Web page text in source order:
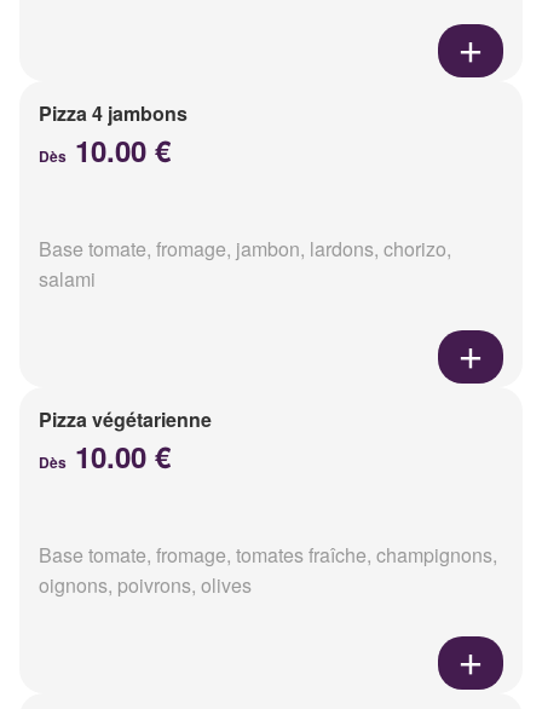
Pizza 4 jambons
Dès 10.00 €
Base tomate, fromage, jambon, lardons, chorizo,
salami
Pizza végétarienne
Dès 10.00 €
Base tomate, fromage, tomates fraîche, champignons,
oignons, poivrons, olives